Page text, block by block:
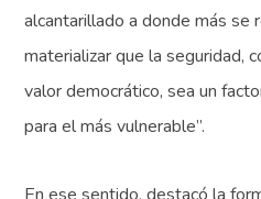
alcantarillado a donde más se
materializar que la seguridad,
valor democrático, sea un
para el más vulnerable”.